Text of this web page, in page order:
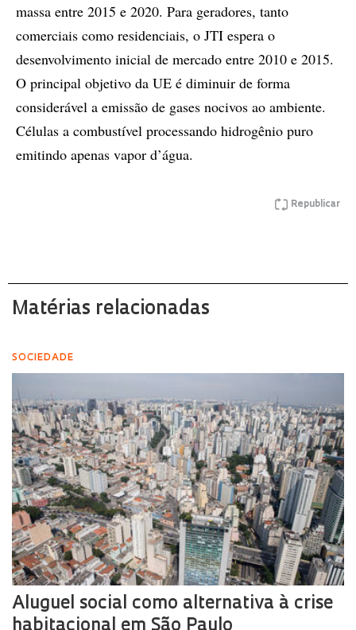
massa entre 2015 e 2020. Para geradores, tanto
comerciais como residenciais, o JTI espera o
desenvolvimento inicial de mercado entre 2010 e 2015.
O principal objetivo da UE é diminuir de forma
considerável a emissão de gases nocivos ao ambiente.
Células a combustível processando hidrogênio puro
emitindo apenas vapor d’água.
Republicar